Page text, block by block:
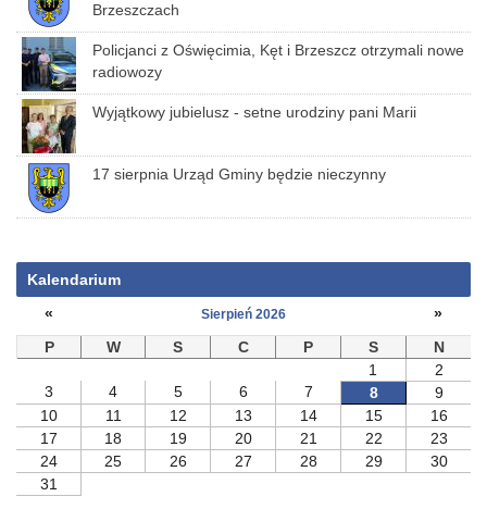
Brzeszczach
Policjanci z Oświęcimia, Kęt i Brzeszcz otrzymali nowe
radiowozy
Wyjątkowy jubielusz - setne urodziny pani Marii
17 sierpnia Urząd Gminy będzie nieczynny
Kalendarium
«
Sierpień 2026
»
P
W S C P S
N
1
2
3
4 5 6 7 8
9
10
11 12 13 14 15
16
17
18 19 20 21 22
23
24
25 26 27 28 29
30
31